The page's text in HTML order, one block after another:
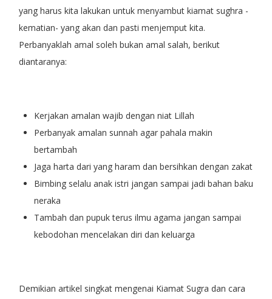
yang harus kita lakukan untuk menyambut kiamat sughra -
kematian- yang akan dan pasti menjemput kita.
Perbanyaklah amal soleh bukan amal salah, berikut
diantaranya:
Kerjakan amalan wajib dengan niat Lillah
Perbanyak amalan sunnah agar pahala makin
bertambah
Jaga harta dari yang haram dan bersihkan dengan zakat
Bimbing selalu anak istri jangan sampai jadi bahan baku
neraka
Tambah dan pupuk terus ilmu agama jangan sampai
kebodohan mencelakan diri dan keluarga
Demikian artikel singkat mengenai Kiamat Sugra dan cara